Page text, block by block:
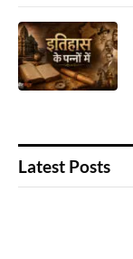
Latest Posts